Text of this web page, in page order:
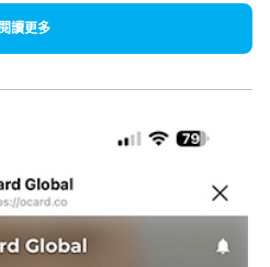
閱讀更多